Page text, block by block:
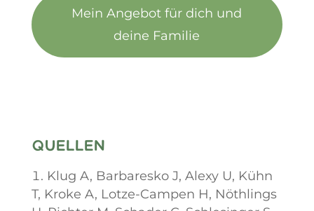
Mein Angebot für dich und
deine Familie
QUELLEN
Klug A, Barbaresko J, Alexy U, Kühn
T, Kroke A, Lotze-Campen H, Nöthlings